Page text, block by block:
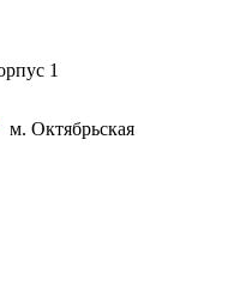
1
м. Октябрьская